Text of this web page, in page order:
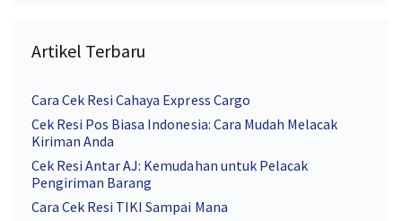
Artikel Terbaru
Cara Cek Resi Cahaya Express Cargo
Cek Resi Pos Biasa Indonesia: Cara Mudah Melacak
Kiriman Anda
Cek Resi Antar AJ: Kemudahan untuk Pelacak
Pengiriman Barang
Cara Cek Resi TIKI Sampai Mana